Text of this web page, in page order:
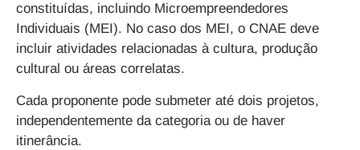
constituídas, incluindo Microempreendedores
Individuais (MEI). No caso dos MEI, o CNAE deve
incluir atividades relacionadas à cultura, produção
cultural ou áreas correlatas.
Cada proponente pode submeter até dois projetos,
independentemente da categoria ou de haver
itinerância.